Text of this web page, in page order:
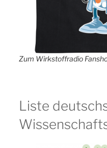
Zum Wirkstoffradio
Liste